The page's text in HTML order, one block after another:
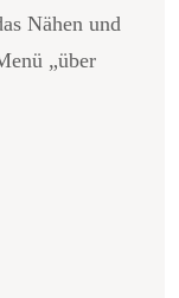
Nähen und
„über